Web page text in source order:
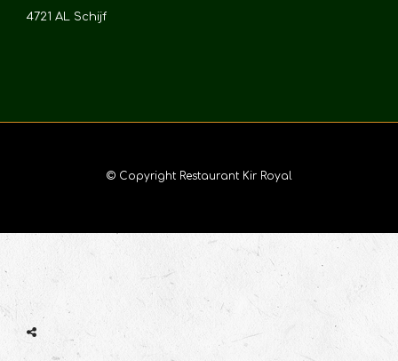
4721 AL Schijf
© Copyright Restaurant Kir Royal